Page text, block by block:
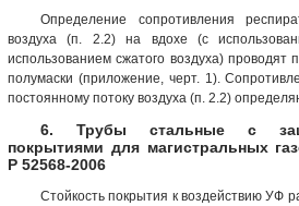
Определение сопротивления
воздуха (п. 2.2) на вдохе (с
использованием сжатого воздуха)
полумаски (приложение, черт. 1).
постоянному потоку воздуха (п. 2.2)
6. Трубы стальные с
покрытиями для магистральных
Р 52568-2006
Стойкость покрытия к воздействию УФ